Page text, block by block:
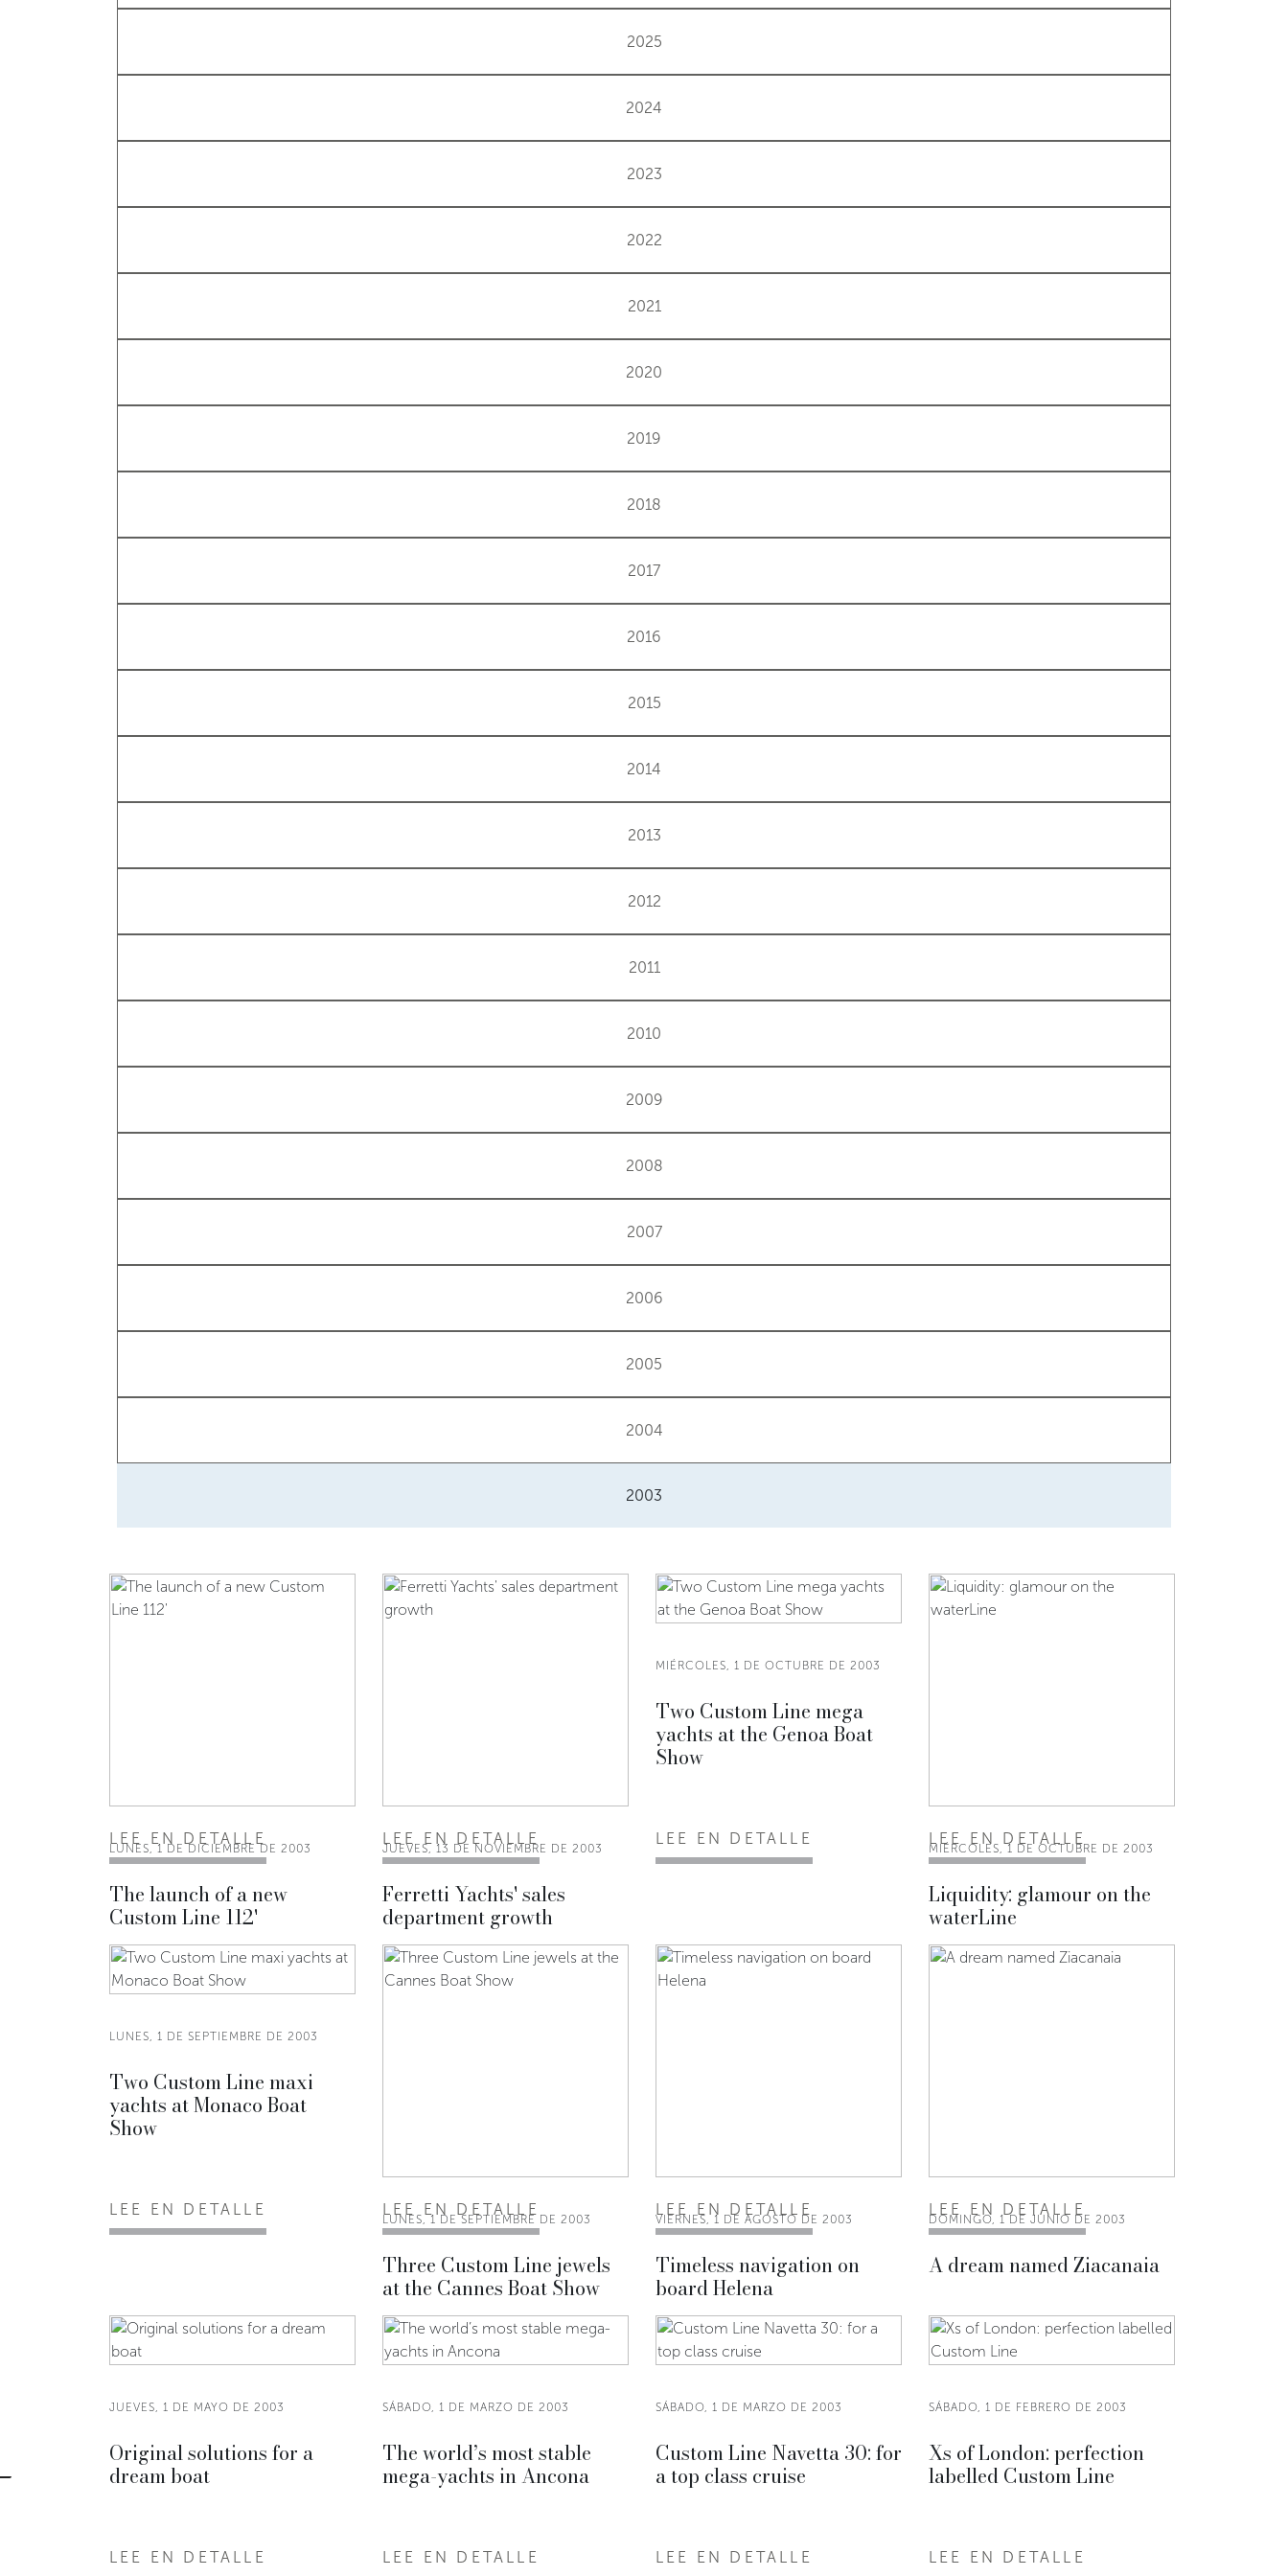
2025
2024
2023
2022
2021
2020
2019
2018
2017
2016
2015
2014
2013
2012
2011
2010
2009
2008
2007
2006
2005
2004
2003
LUNES, 1 DE DICIEMBRE DE 2003
The launch of a new
Custom Line 112'
LEE EN DETALLE
JUEVES, 13 DE NOVIEMBRE DE 2003
Ferretti Yachts' sales
department growth
LEE EN DETALLE
MIÉRCOLES, 1 DE OCTUBRE DE 2003
Two Custom Line mega
yachts at the Genoa Boat
Show
LEE EN DETALLE
MIÉRCOLES, 1 DE OCTUBRE DE 2003
Liquidity: glamour on the
waterLine
LEE EN DETALLE
LUNES, 1 DE SEPTIEMBRE DE 2003
Two Custom Line maxi
yachts at Monaco Boat
Show
LEE EN DETALLE
LUNES, 1 DE SEPTIEMBRE DE 2003
Three Custom Line jewels
at the Cannes Boat Show
LEE EN DETALLE
VIERNES, 1 DE AGOSTO DE 2003
Timeless navigation on
board Helena
LEE EN DETALLE
DOMINGO, 1 DE JUNIO DE 2003
A dream named Ziacanaia
LEE EN DETALLE
JUEVES, 1 DE MAYO DE 2003
Original solutions for a
dream boat
LEE EN DETALLE
SÁBADO, 1 DE MARZO DE 2003
The world’s most stable
mega-yachts in Ancona
LEE EN DETALLE
SÁBADO, 1 DE MARZO DE 2003
Custom Line Navetta 30: for
a top class cruise
LEE EN DETALLE
SÁBADO, 1 DE FEBRERO DE 2003
Xs of London: perfection
labelled Custom Line
LEE EN DETALLE